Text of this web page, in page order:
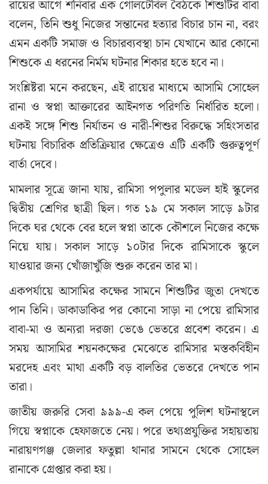
রায়ের আগে শনিবার এক গোলটেবিল বৈঠকে শিশুটির বাবা
বলেন, তিনি শুধু নিজের সন্তানের হত্যার বিচার চান না, বরং
এমন একটি সমাজ ও বিচারব্যবস্থা চান যেখানে আর কোনো
শিশুকে এ ধরনের নির্মম ঘটনার শিকার হতে হবে না।
সংশ্লিষ্টরা মনে করছেন, এই রায়ের মাধ্যমে আসামি সোহেল
রানা ও স্বপ্না আক্তারের আইনগত পরিণতি নির্ধারিত হলো।
একই সঙ্গে শিশু নির্যাতন ও নারী-শিশুর বিরুদ্ধে সহিংসতার
ঘটনায় বিচারিক প্রতিক্রিয়ার ক্ষেত্রেও এটি একটি গুরুত্বপূর্ণ
বার্তা দেবে।
মামলার সূত্রে জানা যায়, রামিসা পপুলার মডেল হাই স্কুলের
দ্বিতীয় শ্রেণির ছাত্রী ছিল। গত ১৯ মে সকাল সাড়ে ৯টার
দিকে ঘর থেকে বের হলে স্বপ্না তাকে কৌশলে নিজের কক্ষে
নিয়ে যায়। সকাল সাড়ে ১০টার দিকে রামিসাকে স্কুলে
যাওয়ার জন্য খোঁজাখুঁজি শুরু করেন তার মা।
একপর্যায়ে আসামির কক্ষের সামনে শিশুটির জুতা দেখতে
পান তিনি। ডাকাডাকির পর কোনো সাড়া না পেয়ে রামিসার
বাবা-মা ও অন্যরা দরজা ভেঙে ভেতরে প্রবেশ করেন। এ
সময় আসামির শয়নকক্ষের মেঝেতে রামিসার মস্তকবিহীন
মরদেহ এবং মাথা একটি বড় বালতির ভেতরে দেখতে পান
তারা।
জাতীয় জরুরি সেবা ৯৯৯-এ কল পেয়ে পুলিশ ঘটনাস্থলে
গিয়ে স্বপ্নাকে হেফাজতে নেয়। পরে তথ্যপ্রযুক্তির সহায়তায়
নারায়ণগঞ্জ জেলার ফতুল্লা থানার সামনে থেকে সোহেল
রানাকে গ্রেপ্তার করা হয়।